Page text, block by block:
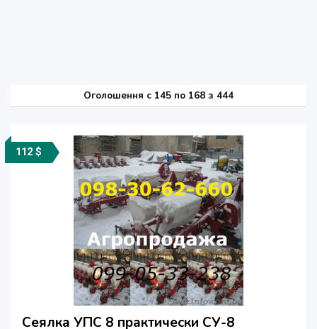
Оголошення c 145 по 168 з 444
112 $
Сеялка УПС 8 практически СУ-8